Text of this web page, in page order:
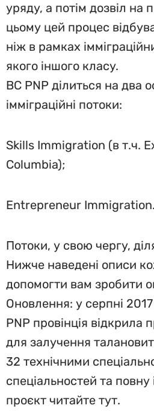
уряду, а потім дозвіл
цьому цей процес
ніж в рамках
якого іншого класу.
BC PNP ділиться на два
імміграційні потоки:
Skills Immigration (в т.ч.
Columbia);
Entrepreneur Immigration.
Потоки, у свою чергу,
Нижче наведені описи
допомогти вам зробити
Оновлення: у серпні
PNP провінція відкрила
для залучення
32 технічними
спеціальностей та
проєкт читайте тут.